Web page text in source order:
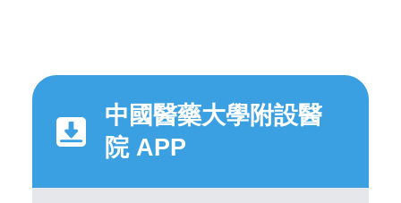
中國醫藥大學附設醫
院 APP